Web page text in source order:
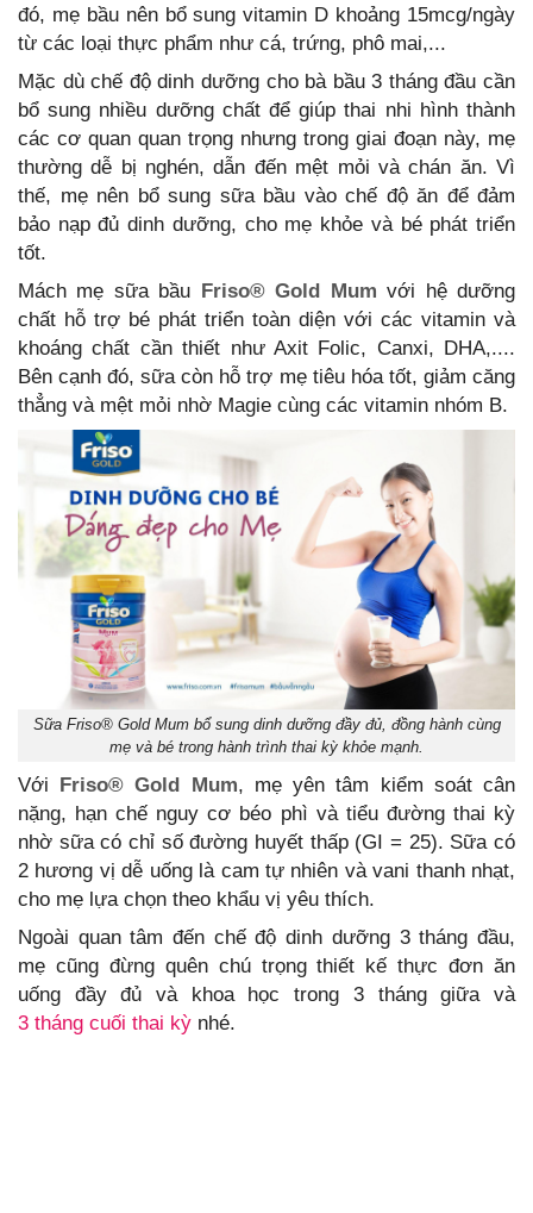
đó, mẹ bầu nên bổ sung vitamin D khoảng 15mcg/ngày
từ các loại thực phẩm như cá, trứng, phô mai,...
Mặc dù chế độ dinh dưỡng cho bà bầu 3 tháng đầu cần
bổ sung nhiều dưỡng chất để giúp thai nhi hình thành
các cơ quan quan trọng nhưng trong giai đoạn này, mẹ
thường dễ bị nghén, dẫn đến mệt mỏi và chán ăn. Vì
thế, mẹ nên bổ sung sữa bầu vào chế độ ăn để đảm
bảo nạp đủ dinh dưỡng, cho mẹ khỏe và bé phát triển
tốt.
Mách mẹ sữa bầu Friso® Gold Mum với hệ dưỡng
chất hỗ trợ bé phát triển toàn diện với các vitamin và
khoáng chất cần thiết như Axit Folic, Canxi, DHA,....
Bên cạnh đó, sữa còn hỗ trợ mẹ tiêu hóa tốt, giảm căng
thẳng và mệt mỏi nhờ Magie cùng các vitamin nhóm B.
Sữa Friso® Gold Mum bổ sung dinh dưỡng đầy đủ, đồng hành cùng
mẹ và bé trong hành trình thai kỳ khỏe mạnh.
Với Friso® Gold Mum, mẹ yên tâm kiểm soát cân
nặng, hạn chế nguy cơ béo phì và tiểu đường thai kỳ
nhờ sữa có chỉ số đường huyết thấp (GI = 25). Sữa có
2 hương vị dễ uống là cam tự nhiên và vani thanh nhạt,
cho mẹ lựa chọn theo khẩu vị yêu thích.
Ngoài quan tâm đến chế độ dinh dưỡng 3 tháng đầu,
mẹ cũng đừng quên chú trọng thiết kế thực đơn ăn
uống đầy đủ và khoa học trong 3 tháng giữa và
3 tháng cuối thai kỳ nhé.